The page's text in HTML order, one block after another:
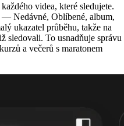
videa, které sledujete.
Nedávné, Oblíbené, album,
ukazatel průběhu, takže na
sledovali. To usnadňuje správu
a večerů s maratonem